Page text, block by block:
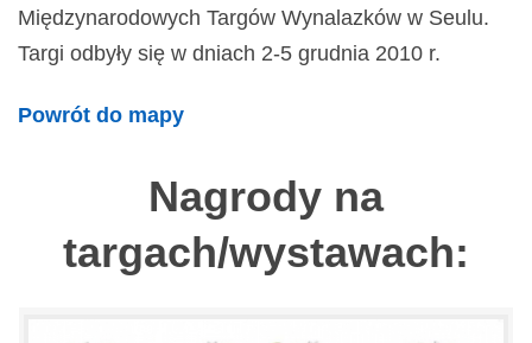
Międzynarodowych Targów Wynalazków w Seulu.
Targi odbyły się w dniach 2-5 grudnia 2010 r.
Powrót do mapy
Nagrody na
targach/wystawach: